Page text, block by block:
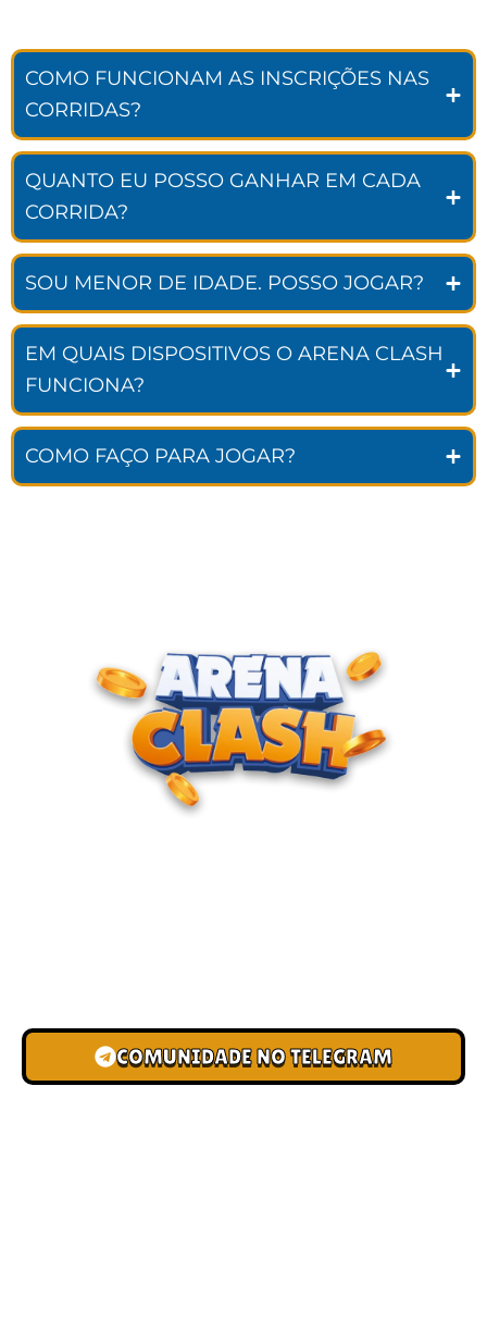
COMO FUNCIONAM AS INSCRIÇÕES NAS
CORRIDAS?
QUANTO EU POSSO GANHAR EM CADA
CORRIDA?
SOU MENOR DE IDADE. POSSO JOGAR?
EM QUAIS DISPOSITIVOS O ARENA CLASH
FUNCIONA?
COMO FAÇO PARA JOGAR?
COMUNIDADE NO TELEGRAM